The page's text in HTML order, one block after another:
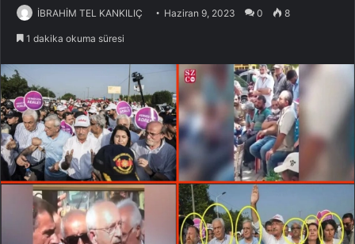
İBRAHİM TEL KANKILIÇ Haziran 9, 2023 0 8
1 dakika okuma süresi